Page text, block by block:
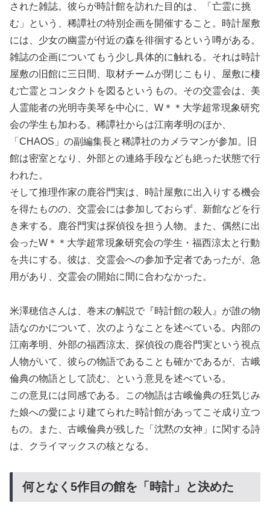
された雑誌。彼らが時計館を訪れた目的は、「亡霊に挑
む」という、稀譚社の特別企画を開催すること。時計屋敷
には、少女の幽霊が付近の森を徘徊するという噂がある。
雑誌の企画についてもう少し具体的に触れる。それは時計
屋敷の旧館に三日間、取材チームが閉じこもり、屋敷に棲
む亡霊とコンタクトを図るというもの。その交霊会は、美
人霊能者の光明寺美琴を中心に、W＊＊大学超常現象研究
会の学生も加わる。稀譚社からは江南孝明のほか、
「CHAOS」の副編集長と稀譚社のカメラマンが参加。旧
館は密室となり、外部との連絡手段なども絶った状態で行
われた。
そして推理作家の鹿谷門実は、時計屋敷に出入りする機会
を得たものの、交霊会には参加しておらず、新館などを行
き来する。鹿谷門実は探偵役を担う人物。また、偶然に出
会ったW＊＊大学超常現象研究会の学生・福西涼太と行動
を共にする。彼は、交霊会への参加予定者であったが、急
用があり、交霊会の開始に間に合わなかった。
米澤穂信さんは、巻末の解説で『時計館の殺人』が誰の物
語なのかについて、次のようなことを述べている。内部の
江南孝明、外部の福西涼太、探偵役の鹿谷門実という視点
人物がいて、彼らの物語であることも確かであるが、古峨
倫典の物語として読む、という意見を述べている。
この意見には同感である。この物語は古峨倫典の狂気じみ
た娘への愛により建てられた時計館があってこそ成り立つ
もの。また、古峨倫典が残した「沈黙の女神」に関する詩
は、クライマックスの核となる。
何となく5作目の館を「時計」と決めた